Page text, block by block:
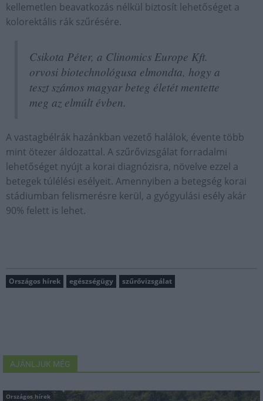
kellemetlen beavatkozás nélkül biztosít lehetőséget a
kolorektális rák szűrésére.
Csikota Péter, a Clinomics Europe Kft.
orvosi biotechnológusa elmondta, hogy a
teszt számos magyar beteg életét mentette
meg az elmúlt évben.
A vastagbélrák hazánkban vezető halálok, évente több
mint ötezer áldozattal. A szűrővizsgálat forradalmi
lehetőséget nyújt a korai diagnózisra, növelve ezzel a
betegek túlélési esélyeit. Amennyiben a betegség korai
stádiumban felismerésre kerül, a gyógyulási esély akár
90% felett is lehet.
Országos hírek egészségügy szűrővizsgálat
AJÁNLJUK MÉG
Országos hírek